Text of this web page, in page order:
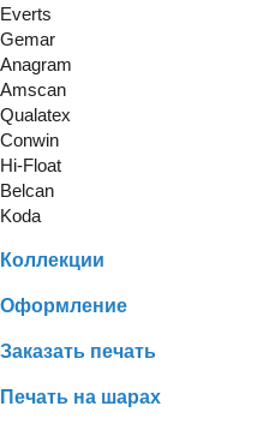
Everts
Gemar
Anagram
Amscan
Qualatex
Conwin
Hi-Float
Belcan
Koda
Коллекции
Оформление
Заказать печать
Печать на шарах